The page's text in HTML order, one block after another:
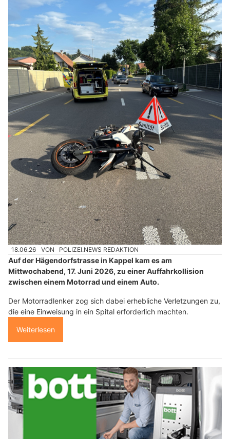
18.06.26 VON POLIZEI.NEWS REDAKTION
Auf der Hägendorfstrasse in Kappel kam es am
Mittwochabend, 17. Juni 2026, zu einer Auffahrkollision
zwischen einem Motorrad und einem Auto.
Der Motorradlenker zog sich dabei erhebliche Verletzungen zu,
die eine Einweisung in ein Spital erforderlich machten.
Weiterlesen